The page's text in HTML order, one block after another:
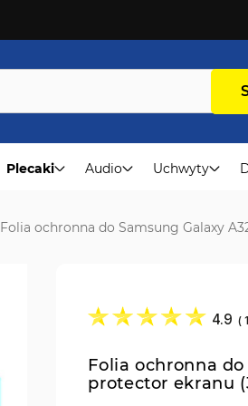
Plecaki Audio Uchwyty
Folia ochronna do Samsung Galaxy
4.9 (
Folia ochronna do
protector ekranu